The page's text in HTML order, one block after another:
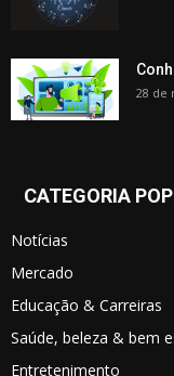
28 de
CATEGORIA
Notícias
Mercado
Educação & Carreiras
Saúde, beleza & bem
Entretenimento